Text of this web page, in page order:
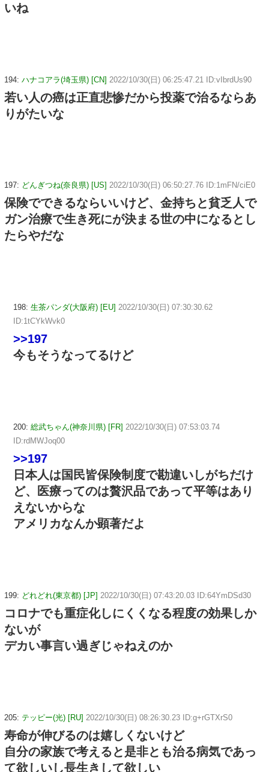
いね
194: ハナコアラ(埼玉県) [CN] 2022/10/30(日) 06:25:47.21 ID:vIbrdUs90
若い人の癌は正直悲惨だから投薬で治るならあ
りがたいな
197: どんぎつね(奈良県) [US] 2022/10/30(日) 06:50:27.76 ID:1mFN/ciE0
保険でできるならいいけど、金持ちと貧乏人で
ガン治療で生き死にが決まる世の中になるとし
たらやだな
198: 生茶パンダ(大阪府) [EU] 2022/10/30(日) 07:30:30.62
ID:1tCYkWvk0
>>197
今もそうなってるけど
200: 総武ちゃん(神奈川県) [FR] 2022/10/30(日) 07:53:03.74
ID:rdMWJoq00
>>197
日本人は国民皆保険制度で勘違いしがちだけ
ど、医療ってのは贅沢品であって平等はあり
えないからな
アメリカなんか顕著だよ
199: どれどれ(東京都) [JP] 2022/10/30(日) 07:43:20.03 ID:64YmDSd30
コロナでも重症化しにくくなる程度の効果しか
ないが
デカい事言い過ぎじゃねえのか
205: テッピー(光) [RU] 2022/10/30(日) 08:26:30.23 ID:g+rGTXrS0
寿命が伸びるのは嬉しくないけど
自分の家族で考えると是非とも治る病気であっ
て欲しいし長生きして欲しい